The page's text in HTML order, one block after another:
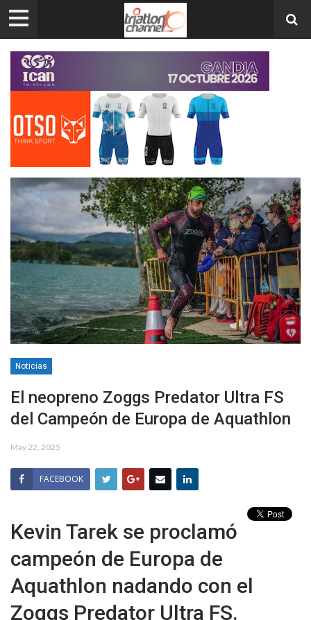
Noticias
El neopreno Zoggs Predator Ultra FS
del Campeón de Europa de Aquathlon
May 22, 2025
FACEBOOK
Kevin Tarek se proclamó
campeón de Europa de
Aquathlon nadando con el
Zoggs Predator Ultra FS.